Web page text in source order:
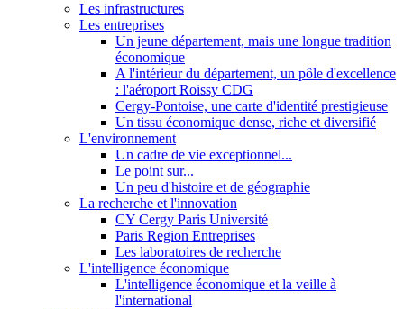
Les infrastructures
Les entreprises
Un jeune département, mais une longue tradition
économique
A l'intérieur du département, un pôle d'excellence
: l'aéroport Roissy CDG
Cergy-Pontoise, une carte d'identité prestigieuse
Un tissu économique dense, riche et diversifié
L'environnement
Un cadre de vie exceptionnel...
Le point sur...
Un peu d'histoire et de géographie
La recherche et l'innovation
CY Cergy Paris Université
Paris Region Entreprises
Les laboratoires de recherche
L'intelligence économique
L'intelligence économique et la veille à
l'international